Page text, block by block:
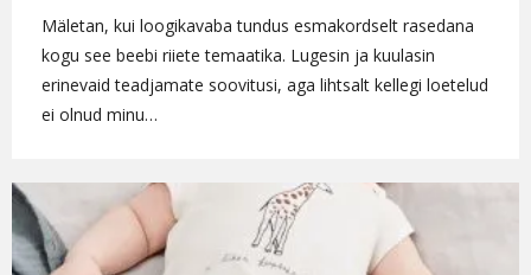
Mäletan, kui loogikavaba tundus esmakordselt rasedana
kogu see beebi riiete temaatika. Lugesin ja kuulasin
erinevaid teadjamate soovitusi, aga lihtsalt kellegi loetelud
ei olnud minu…